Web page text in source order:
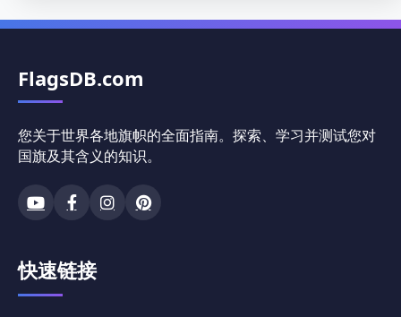
FlagsDB.com
您关于世界各地旗帜的全面指南。探索、学习并测试您对
国旗及其含义的知识。
快速链接